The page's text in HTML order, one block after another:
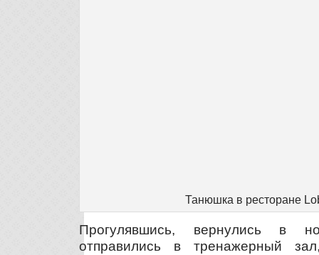
Танюшка в ресторане
Прогулявшись, вернулись в
отправились в тренажерный